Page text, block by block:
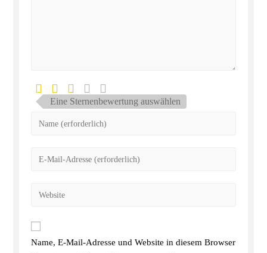
Eine Sternenbewertung auswählen
Name, E-Mail-Adresse und Website in diesem Browser